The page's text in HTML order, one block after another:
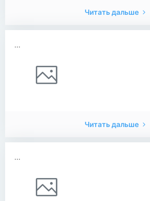
Читать дальше
...
Читать дальше
...